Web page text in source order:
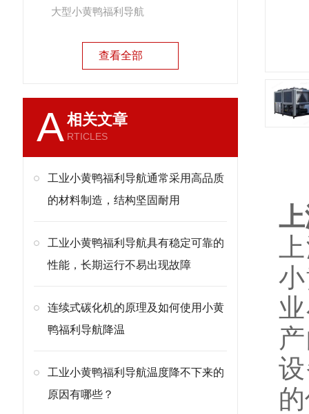
大型小黄鸭福利导航
查看全部
A相关文章
RTICLES
工业小黄鸭福利导航通常采用高品质
的材料制造，结构坚固耐用
工业小黄鸭福利导航具有稳定可靠的
性能，长期运行不易出现故障
连续式碳化机的原理及如何使用小黄
鸭福利导航降温
工业小黄鸭福利导航温度降不下来的
原因有哪些？